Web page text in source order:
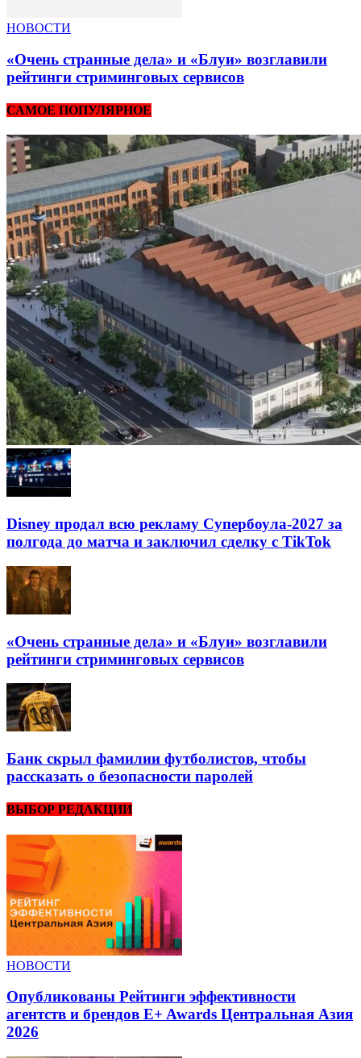
НОВОСТИ
«Очень странные дела» и «Блуи» возглавили
рейтинги стриминговых сервисов
САМОЕ ПОПУЛЯРНОЕ
Disney продал всю рекламу Супербоула-2027 за
полгода до матча и заключил сделку с TikTok
«Очень странные дела» и «Блуи» возглавили
рейтинги стриминговых сервисов
Банк скрыл фамилии футболистов, чтобы
рассказать о безопасности паролей
ВЫБОР РЕДАКЦИИ
НОВОСТИ
Опубликованы Рейтинги эффективности
агентств и брендов E+ Awards Центральная Азия
2026